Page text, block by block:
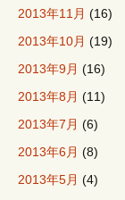
2013年11月 (16)
2013年10月 (19)
2013年9月 (16)
2013年8月 (11)
2013年7月 (6)
2013年6月 (8)
2013年5月 (4)